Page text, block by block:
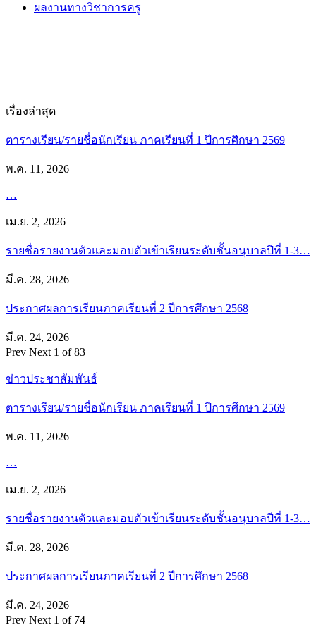
ผลงานทางวิชาการครู
เรื่องล่าสุด
ตารางเรียน/รายชื่อนักเรียน ภาคเรียนที่ 1 ปีการศึกษา 2569
พ.ค. 11, 2026
…
เม.ย. 2, 2026
รายชื่อรายงานตัวและมอบตัวเข้าเรียนระดับชั้นอนุบาลปีที่ 1-3…
มี.ค. 28, 2026
ประกาศผลการเรียนภาคเรียนที่ 2 ปีการศึกษา 2568
มี.ค. 24, 2026
Prev Next 1 of 83
ข่าวประชาสัมพันธ์
ตารางเรียน/รายชื่อนักเรียน ภาคเรียนที่ 1 ปีการศึกษา 2569
พ.ค. 11, 2026
…
เม.ย. 2, 2026
รายชื่อรายงานตัวและมอบตัวเข้าเรียนระดับชั้นอนุบาลปีที่ 1-3…
มี.ค. 28, 2026
ประกาศผลการเรียนภาคเรียนที่ 2 ปีการศึกษา 2568
มี.ค. 24, 2026
Prev Next 1 of 74